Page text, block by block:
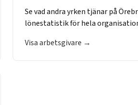
Se vad andra yrken tjänar på
lönestatistik för hela
Visa arbetsgivare →